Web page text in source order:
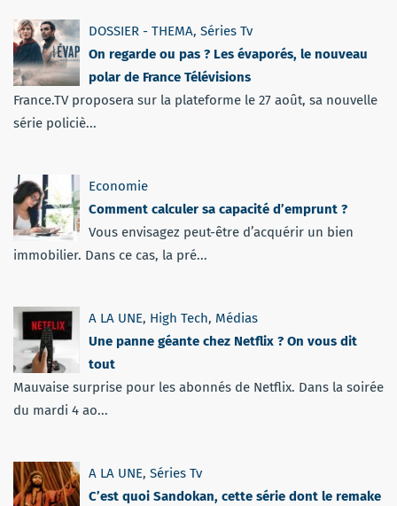
DOSSIER - THEMA, Séries Tv
On regarde ou pas ? Les évaporés, le nouveau
polar de France Télévisions
France.TV proposera sur la plateforme le 27 août, sa nouvelle
série policiè...
Economie
Comment calculer sa capacité d’emprunt ?
Vous envisagez peut-être d’acquérir un bien
immobilier. Dans ce cas, la pré...
A LA UNE, High Tech, Médias
Une panne géante chez Netflix ? On vous dit
tout
Mauvaise surprise pour les abonnés de Netflix. Dans la soirée
du mardi 4 ao...
A LA UNE, Séries Tv
C’est quoi Sandokan, cette série dont le remake